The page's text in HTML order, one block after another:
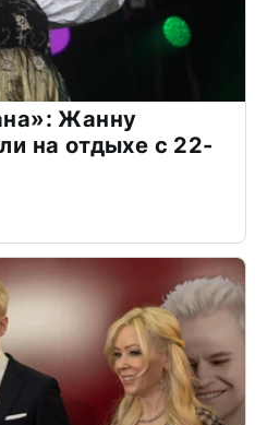
Жанну
на отдыхе с 22-